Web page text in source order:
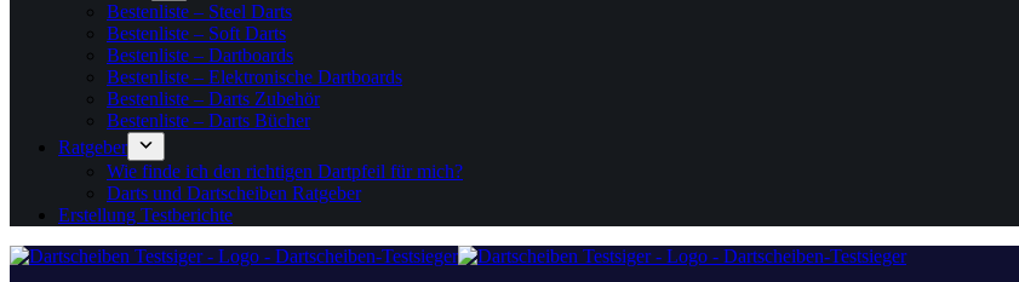
Bestenliste – Steel Darts
Bestenliste – Soft Darts
Bestenliste – Dartboards
Bestenliste – Elektronische Dartboards
Bestenliste – Darts Zubehör
Bestenliste – Darts Bücher
Ratgeber
Wie finde ich den richtigen Dartpfeil für mich?
Darts und Dartscheiben Ratgeber
Erstellung Testberichte